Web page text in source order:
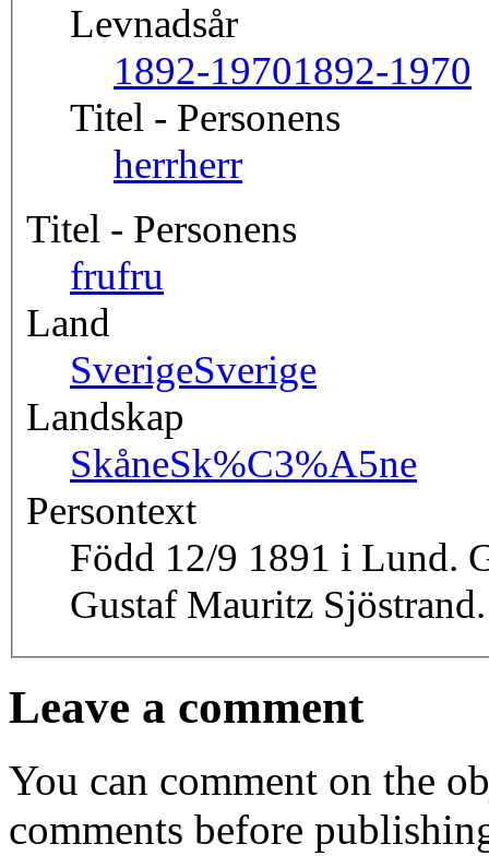
Levnadsår
1892-19701892-1970
Titel - Personens
herrherr
Titel - Personens
frufru
Land
SverigeSverige
Landskap
SkåneSk%C3%A5ne
Persontext
Född 12/9 1891 i Lund.
Gustaf Mauritz Sjöstrand.
Leave a comment
You can comment on the
comments before